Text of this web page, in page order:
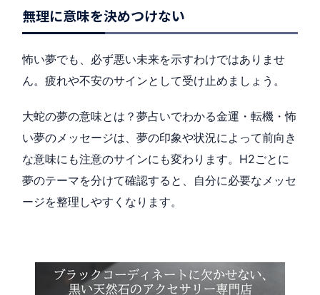
無理に意味を決めつけない
怖い夢でも、必ず悪い未来を示すわけではありませ
ん。疲れや不安のサインとして受け止めましょう。
大蛇の夢の意味とは？夢占いでわかる金運・転機・怖
い夢のメッセージは、夢の印象や状況によって前向き
な意味にも注意のサインにも変わります。H2ごとに
夢のテーマを分けて確認すると、自分に必要なメッセ
ージを整理しやすくなります。